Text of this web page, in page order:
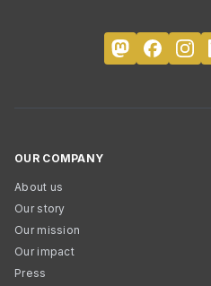
OUR COMPANY
About us
Our story
Our mission
Our impact
Press